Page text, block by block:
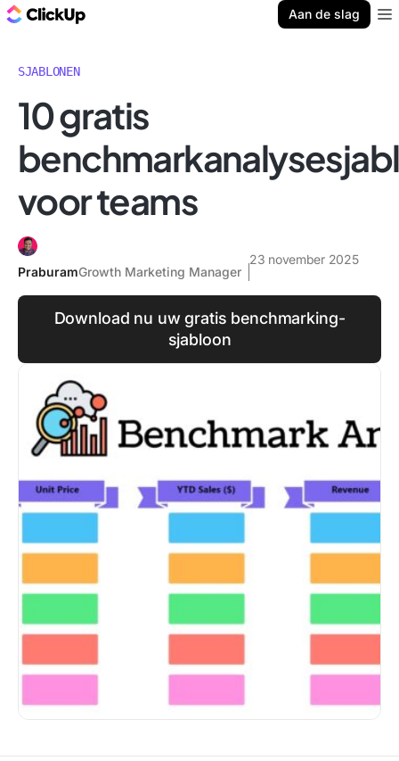
Aan de slag
SJABLONEN
10 gratis
voor teams
PraburamGrowth Marketing Manager
23 november 2025
Download nu uw gratis benchmarking-
sjabloon